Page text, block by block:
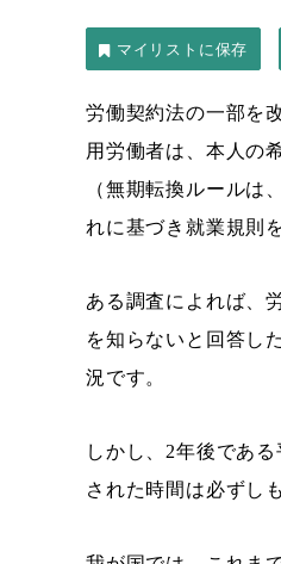
労働契約法の一部を
用労働者は、本人の
（無期転換ルールは
れに基づき就業規則
ある調査によれば、
を知らないと回答し
況です。
しかし、2年後であ
された時間は必ずし